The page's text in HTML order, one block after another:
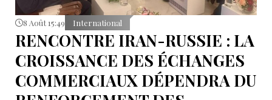
8 Août 15:49 International
RENCONTRE IRAN-RUSSIE : LA
CROISSANCE DES ÉCHANGES
COMMERCIAUX DÉPENDRA DU